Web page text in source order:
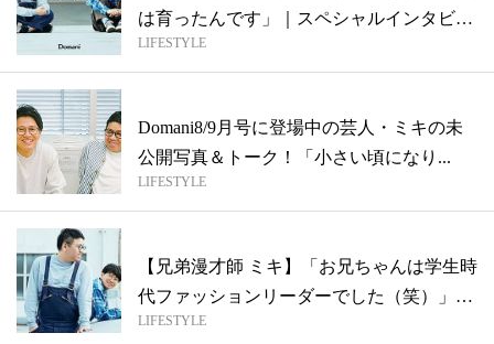
は育ったんです」｜スペシャルインタビュ
ー...
LIFESTYLE
Domani8/9月号に登場中の芸人・ミキの未
公開写真＆トーク！「小さい頃になり...
LIFESTYLE
【兄弟漫才師 ミキ】「お兄ちゃんは学生時
代ファッションリーダーでした（笑）」｜
ス...
LIFESTYLE